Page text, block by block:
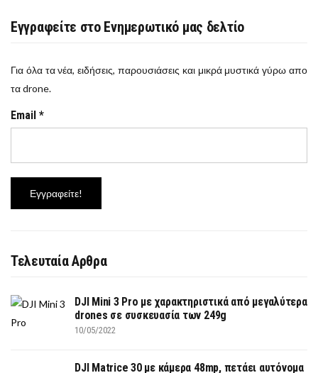
Εγγραφείτε στο Ενημερωτικό μας δελτίο
Για όλα τα νέα, ειδήσεις, παρουσιάσεις και μικρά μυστικά γύρω απο
τα drone.
Email *
Τελευταία Αρθρα
DJI Mini 3 Pro με χαρακτηριστικά από μεγαλύτερα
drones σε συσκευασία των 249g
10/05/2022
DJI Matrice 30 με κάμερα 48mp, πετάει αυτόνομα